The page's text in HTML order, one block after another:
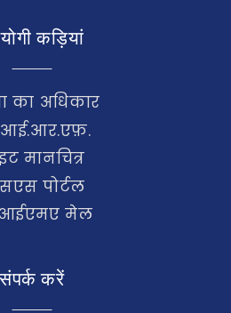
कड़ियां
का अधिकार
मानचित्र
पोर्टल
मेल
करें